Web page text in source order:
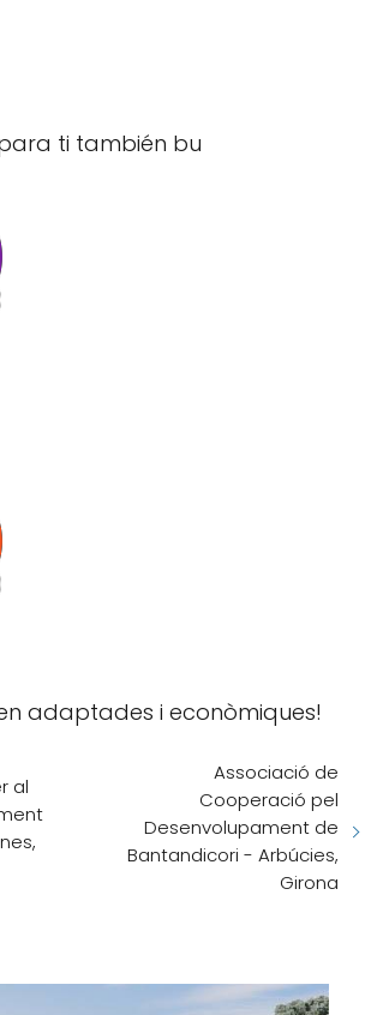
ti también bu
adaptades i econòmiques!
al
Associació de
Cooperació pel
Desenvolupament de
Bantandicori - Arbúcies,
Girona